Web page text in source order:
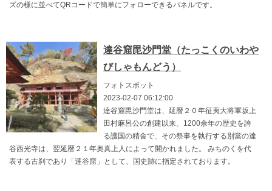
ズの様に並べてQRコードで簡単にフォローできるパネルです。
達谷窟毘沙門堂（たっこくのいわや
びしゃもんどう）
フォトスポット
2023-02-07 06:12:00
達谷窟毘沙門堂は、延暦２０年征夷大将軍坂上
田村麻呂公の創建以来、1200余年の歴史を誇
る護国の精舎で、その祭事を執行する別當の達
谷西光寺は、翌延暦２１年奥真上人によって開かれました。 みちのくを代
表する古刹であり「達谷窟」として、国史跡に指定されております。